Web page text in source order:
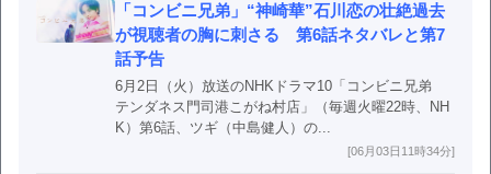
「コンビニ兄弟」“神崎華”石川恋の壮絶過去
が視聴者の胸に刺さる 第6話ネタバレと第7
話予告
6月2日（火）放送のNHKドラマ10「コンビニ兄弟
テンダネス門司港こがね村店」（毎週火曜22時、NH
K）第6話、ツギ（中島健人）の...
[06月03日11時34分]